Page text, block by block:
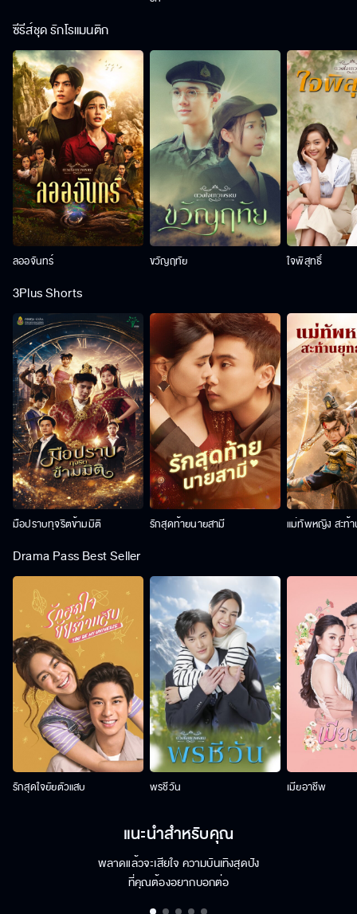
ซีรีส์ชุด รักโรแมนติก
ลออจันทร์ ขวัญฤทัย ใจพิสุทธิ์
3Plus Shorts
มือปราบทุจริตข้ามมิติ รักสุดท้ายนายสามี แม่ทัพหญิง สะท้
Drama Pass Best Seller
รักสุดใจยัยตัวแสบ พรชีวัน เมียอาชีพ
แนะนำสำหรับคุณ
พลาดแล้วจะเสียใจ ความบันเทิงสุดปัง
ที่คุณต้องอยากบอกต่อ